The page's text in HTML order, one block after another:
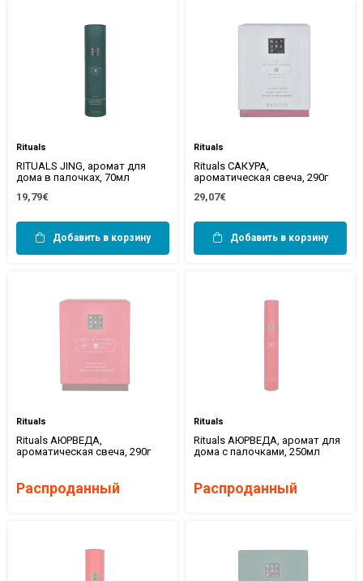
Rituals
RITUALS JING, аромат для
дома в палочках, 70мл
19,79€
Добавить в корзину
Rituals
Rituals САКУРА,
ароматическая свеча, 290г
29,07€
Добавить в корзину
Rituals
Rituals АЮРВЕДА,
ароматическая свеча, 290г
Распроданный
Rituals
Rituals АЮРВЕДА, аромат для
дома с палочками, 250мл
Распроданный